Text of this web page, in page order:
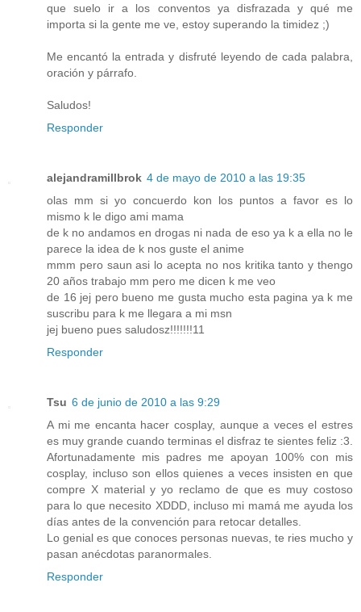
que suelo ir a los conventos ya disfrazada y qué me
importa si la gente me ve, estoy superando la timidez ;)
Me encantó la entrada y disfruté leyendo de cada palabra,
oración y párrafo.
Saludos!
Responder
alejandramillbrok 4 de mayo de 2010 a las 19:35
olas mm si yo concuerdo kon los puntos a favor es lo
mismo k le digo ami mama
de k no andamos en drogas ni nada de eso ya k a ella no le
parece la idea de k nos guste el anime
mmm pero saun asi lo acepta no nos kritika tanto y thengo
20 años trabajo mm pero me dicen k me veo
de 16 jej pero bueno me gusta mucho esta pagina ya k me
suscribu para k me llegara a mi msn
jej bueno pues saludosz!!!!!!!11
Responder
Tsu 6 de junio de 2010 a las 9:29
A mi me encanta hacer cosplay, aunque a veces el estres
es muy grande cuando terminas el disfraz te sientes feliz :3.
Afortunadamente mis padres me apoyan 100% con mis
cosplay, incluso son ellos quienes a veces insisten en que
compre X material y yo reclamo de que es muy costoso
para lo que necesito XDDD, incluso mi mamá me ayuda los
días antes de la convención para retocar detalles.
Lo genial es que conoces personas nuevas, te ries mucho y
pasan anécdotas paranormales.
Responder